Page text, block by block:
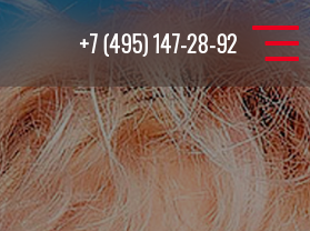
+7 (495) 147-28-92